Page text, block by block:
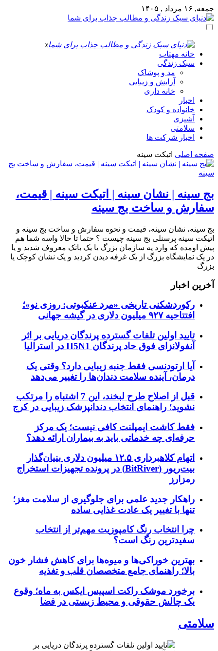
جمعه, ۱۶ مرداد , ۱۴۰۵
x
خانه مهتاب
سبک زندگی
مد و پوشاک
آرایش و زیبایی
خانه داری
اخبار
خانواده و کودک
آشپزی
سلامتی
اخبار شرکت ها
صفحه اصلی اتیکت سینه
بج سینه | نشان سینه | اتیکت سینه | قیمت،
سفارش و ساخت بج سینه
بج سینه، نشان سینه، قیمت و نحوه سفارش و ساخت بج سینه و
اتیکت سینه پرسنلی بج سینه چیست ؟ حتما تا حالا واسه شما هم
پیش اومده که وارد یه سازمان بزرگ یا یک بانک معروف شدید و یا
در یک نمایشگاه بزرگ از یک غرفه دیدن کردید و یک نشان کوچک یا
بزرگ
آخرین اخبار
رکوردشکنی تاریخی «مرد عنکبوتی: روزی نو»؛
افتتاحیه ۹۲۷ میلیون دلاری در گیشه جهانی
تایید اولین تلفات گسترده پرندگان دریایی بر اثر
آنفولانزای فوق حاد پرندگان H5N1 در استرالیا
آیا ارتودنسی فقط جنبه زیبایی دارد؟ وقتی یک
درمان، آینده سلامت دندان‌ها را تغییر می‌دهد
قبل از اصلاح طرح لبخند، این 7 اشتباه را مرتکب
نشوید؛ راهنمای انتخاب دندانپزشک زیبایی در کرج
فقط کاشت ایمپلنت کافی نیست؛ یک مرکز
حرفه‌ای چه خدماتی باید به بیماران ارائه دهد؟
اتهام کلاهبرداری ۱۲.۵ میلیون دلاری بنیان‌گذار
بیت‌ریور (BitRiver) در پرونده تجهیزات استخراج
رمزارز
راهکار جدید علمی برای جلوگیری از سلامت مغز؛
تنها با تغییر یک عادت غذایی ساده
چرا انتخاب رنگ کامپوزیت مهم‌تر از انتخاب
سفیدترین رنگ است؟
بهترین خوراکی‌ها و میوه‌ها برای کاهش فشار خون
بالا؛ راهنمای جامع متخصصان قلب و تغذیه
برخورد موشک راکت اسپیس ایکس به ماه؛ وقوع
یک چالش حقوقی و محیط زیستی در فضا
سلامتی